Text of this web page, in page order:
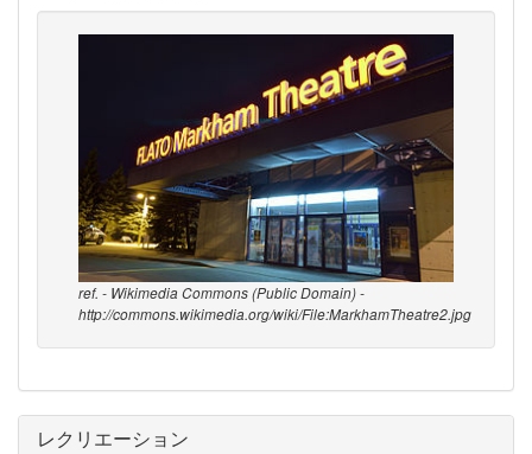
ref. - Wikimedia Commons (Public Domain) -
http://commons.wikimedia.org/wiki/File:MarkhamTheatre2.jpg
レクリエーション